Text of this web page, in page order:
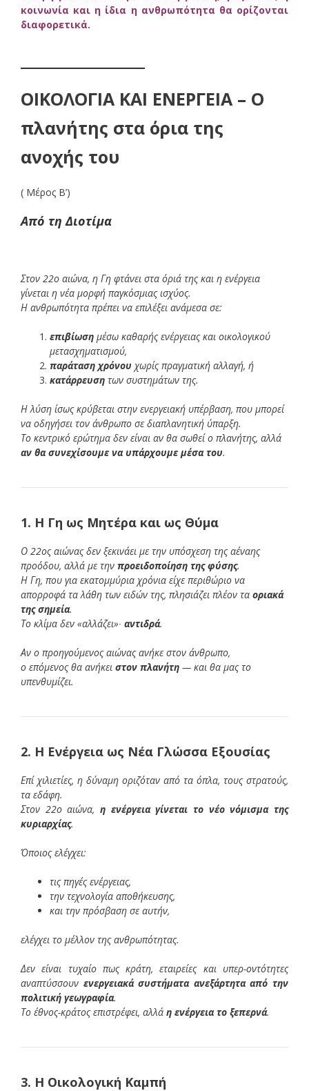
κοινωνία και η ίδια η ανθρωπότητα θα ορίζονται
διαφορετικά.
ΟΙΚΟΛΟΓΙΑ ΚΑΙ ΕΝΕΡΓΕΙΑ – Ο
πλανήτης στα όρια της
ανοχής του
( Μέρος Β’)
Από τη Διοτίμα
Στον 22ο αιώνα, η Γη φτάνει στα όριά της και η ενέργεια
γίνεται η νέα μορφή παγκόσμιας ισχύος.
Η ανθρωπότητα πρέπει να επιλέξει ανάμεσα σε:
επιβίωση μέσω καθαρής ενέργειας και οικολογικού
μετασχηματισμού,
παράταση χρόνου χωρίς πραγματική αλλαγή, ή
κατάρρευση των συστημάτων της.
Η λύση ίσως κρύβεται στην ενεργειακή υπέρβαση, που μπορεί
να οδηγήσει τον άνθρωπο σε διαπλανητική ύπαρξη.
Το κεντρικό ερώτημα δεν είναι αν θα σωθεί ο πλανήτης, αλλά
αν θα συνεχίσουμε να υπάρχουμε μέσα του.
1. Η Γη ως Μητέρα και ως Θύμα
Ο 22ος αιώνας δεν ξεκινάει με την υπόσχεση της αέναης
προόδου, αλλά με την προειδοποίηση της φύσης.
Η Γη, που για εκατομμύρια χρόνια είχε περιθώριο να
απορροφά τα λάθη των ειδών της, πλησιάζει πλέον τα οριακά
της σημεία.
Το κλίμα δεν «αλλάζει»∙ αντιδρά.
Αν ο προηγούμενος αιώνας ανήκε στον άνθρωπο,
ο επόμενος θα ανήκει στον πλανήτη — και θα μας το
υπενθυμίζει.
2. Η Ενέργεια ως Νέα Γλώσσα Εξουσίας
Επί χιλιετίες, η δύναμη οριζόταν από τα όπλα, τους στρατούς,
τα εδάφη.
Στον 22ο αιώνα, η ενέργεια γίνεται το νέο νόμισμα της
κυριαρχίας.
Όποιος ελέγχει:
τις πηγές ενέργειας,
την τεχνολογία αποθήκευσης,
και την πρόσβαση σε αυτήν,
ελέγχει το μέλλον της ανθρωπότητας.
Δεν είναι τυχαίο πως κράτη, εταιρείες και υπερ-οντότητες
αναπτύσσουν ενεργειακά συστήματα ανεξάρτητα από την
πολιτική γεωγραφία.
Το έθνος-κράτος επιστρέφει, αλλά η ενέργεια το ξεπερνά.
3. Η Οικολογική Καμπή